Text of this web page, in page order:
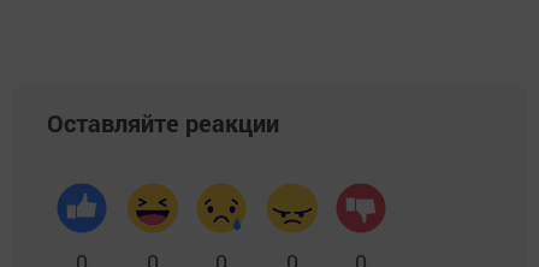
Оставляйте реакции